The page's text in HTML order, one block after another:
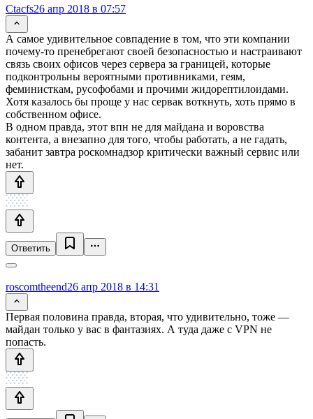
Ctacfs26 апр 2018 в 07:57
А самое удивительное совпадение в том, что эти компании
почему-то пренебрегают своей безопасностью и настраивают
связь своих офисов через сервера за границей, которые
подконтрольны вероятными противниками, геям,
феминисткам, русофобами и прочими жидорептилоидами.
Хотя казалось бы проще у нас сервак воткнуть, хоть прямо в
собственном офисе.
В одном правда, этот впн не для майдана и воровства
контента, а внезапно для того, чтобы работать, а не гадать,
забанит завтра роскомнадзор критически важный сервис или
нет.
Ответить
roscomtheend26 апр 2018 в 14:31
Первая половина правда, вторая, что удивительно, тоже —
майдан только у вас в фантазиях. А туда даже с VPN не
попасть.